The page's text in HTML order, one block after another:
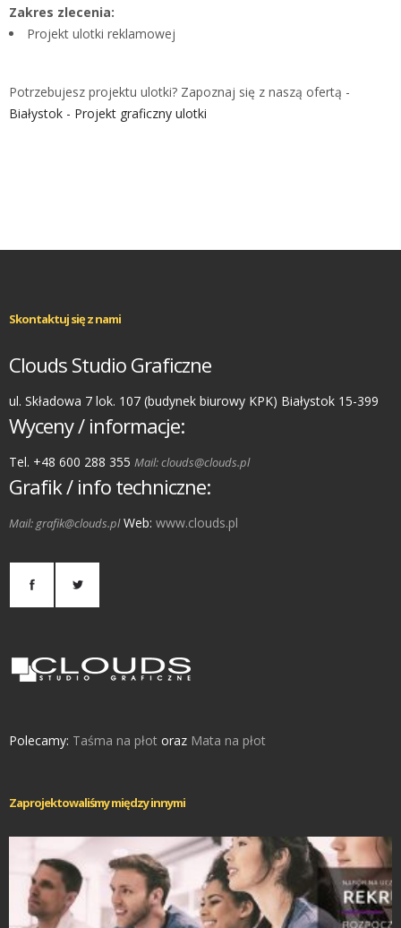
Zakres zlecenia:
Projekt ulotki reklamowej
Potrzebujesz projektu ulotki? Zapoznaj się z naszą ofertą -
Białystok - Projekt graficzny ulotki
Skontaktuj się z nami
Clouds Studio Graficzne
ul. Składowa 7 lok. 107 (budynek biurowy KPK) Białystok 15-399
Wyceny / informacje:
Tel. +48 600 288 355 Mail: clouds@clouds.pl
Grafik / info techniczne:
Mail: grafik@clouds.plWeb: www.clouds.pl
Polecamy: Taśma na płot oraz Mata na płot
Zaprojektowaliśmy między innymi